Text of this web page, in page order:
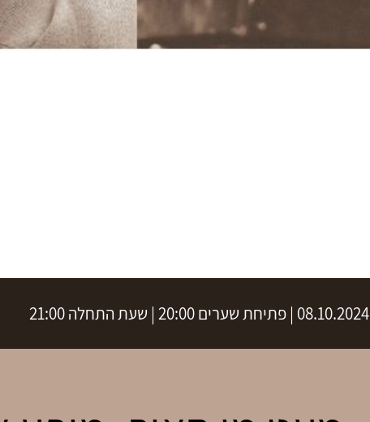
08.10.2024 | פתיחת שערים 20:00 | שעת התחלה 21:00